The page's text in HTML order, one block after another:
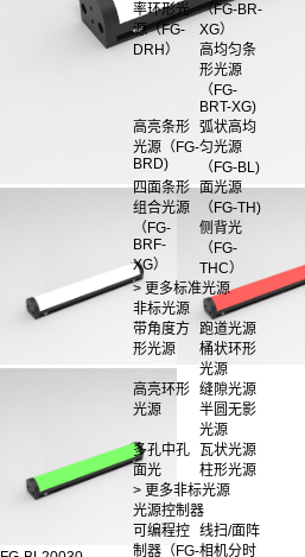
率环形光
源（FG-
DRH）
（FG-BR-
XG）
高均匀条
形光源
（FG-
BRT-XG)
高亮条形
光源（FG-
BRD)
弧状高均
匀光源
（FG-BL)
四面条形
组合光源
（FG-
BRF-
XG）
面光源
（FG-TH)
侧背光
（FG-
THC）
> 更多标准光源
非标光源
带角度方
形光源
跑道光源
桶状环形
光源
高亮环形
光源
缝隙光源
半圆无影
光源
多孔中孔
面光
瓦状光源
柱形光源
> 更多非标光源
光源控制器
可编程控
制器（FG-
线扫/面阵
相机分时